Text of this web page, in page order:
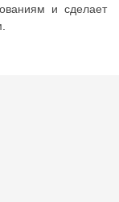
и сделает